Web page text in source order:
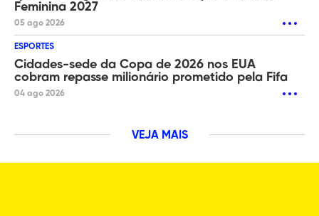
Feminina 2027
05 ago 2026
ESPORTES
Cidades-sede da Copa de 2026 nos EUA
cobram repasse milionário prometido pela Fifa
04 ago 2026
VEJA MAIS